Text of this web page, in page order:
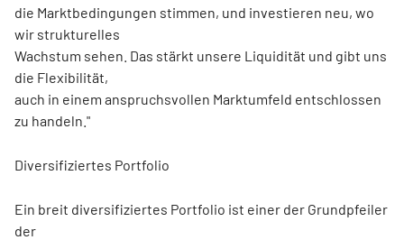
die Marktbedingungen stimmen, und investieren neu, wo
wir strukturelles
Wachstum sehen. Das stärkt unsere Liquidität und gibt uns
die Flexibilität,
auch in einem anspruchsvollen Marktumfeld entschlossen
zu handeln."
Diversifiziertes Portfolio
Ein breit diversifiziertes Portfolio ist einer der Grundpfeiler
der